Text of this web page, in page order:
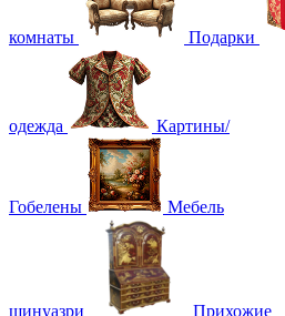
комнаты Подарки
одежда Картины/
Гобелены Мебель
шинуазри Прихожие